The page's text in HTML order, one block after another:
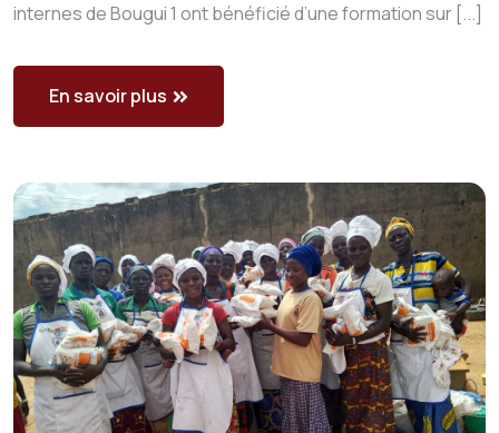
internes de Bougui 1 ont bénéficié d’une formation sur [...]
En savoir plus